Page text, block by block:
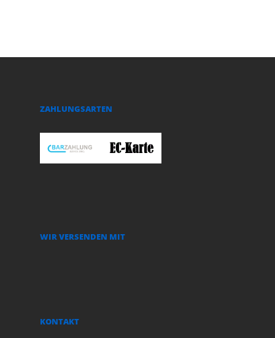
ZAHLUNGSARTEN
WIR VERSENDEN MIT
KONTAKT